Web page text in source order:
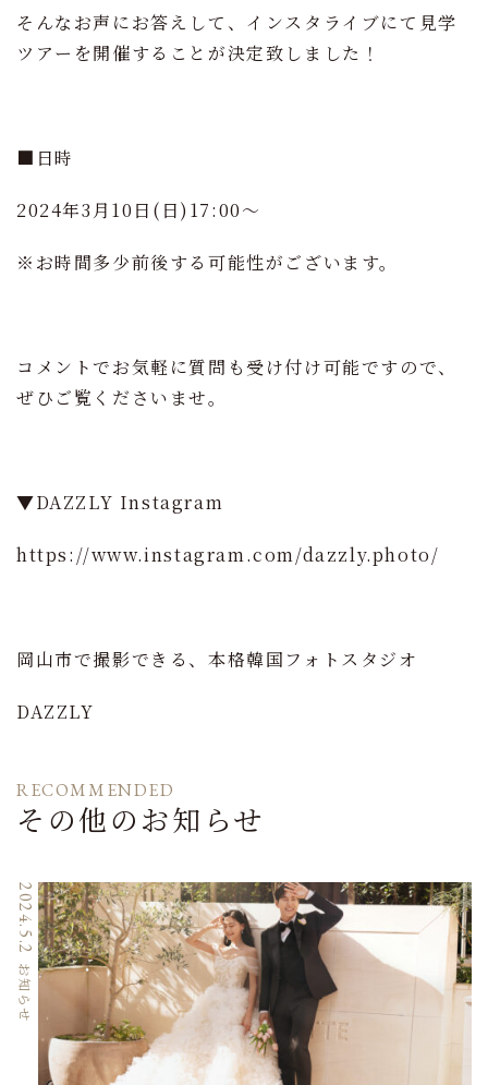
そんなお声にお答えして、インスタライブにて見学
ツアーを開催することが決定致しました！
■日時
2024年3月10日(日)17:00～
※お時間多少前後する可能性がございます。
コメントでお気軽に質問も受け付け可能ですので、
ぜひご覧くださいませ。
▼DAZZLY Instagram
https://www.instagram.com/dazzly.photo/
岡山市で撮影できる、本格韓国フォトスタジオ
DAZZLY
RECOMMENDED
その他のお知らせ
2024.5.2
お知らせ